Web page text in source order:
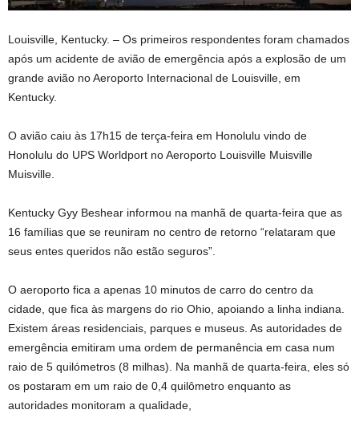
Louisville, Kentucky. – Os primeiros respondentes foram chamados
após um acidente de avião de emergência após a explosão de um
grande avião no Aeroporto Internacional de Louisville, em
Kentucky.
O avião caiu às 17h15 de terça-feira em Honolulu vindo de
Honolulu do UPS Worldport no Aeroporto Louisville Muisville
Muisville.
Kentucky Gyy Beshear informou na manhã de quarta-feira que as
16 famílias que se reuniram no centro de retorno “relataram que
seus entes queridos não estão seguros”.
O aeroporto fica a apenas 10 minutos de carro do centro da
cidade, que fica às margens do rio Ohio, apoiando a linha indiana.
Existem áreas residenciais, parques e museus. As autoridades de
emergência emitiram uma ordem de permanência em casa num
raio de 5 quilómetros (8 milhas). Na manhã de quarta-feira, eles só
os postaram em um raio de 0,4 quilômetro enquanto as
autoridades monitoram a qualidade,